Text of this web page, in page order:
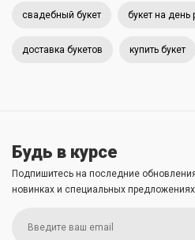
свадебный букет букет на день
доставка букетов купить букет
Будь в курсе
Подпишитесь на последние
новинках и специальных